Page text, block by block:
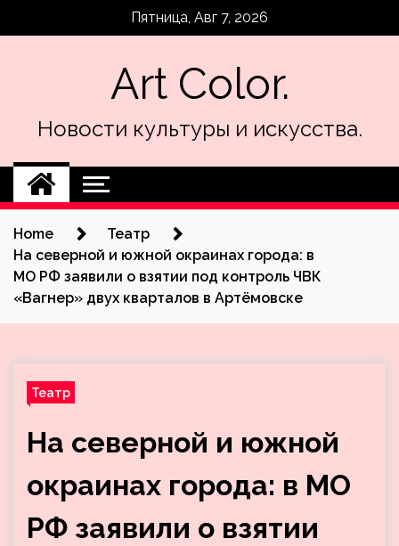
Пятница, Авг 7, 2026
Art Color.
Новости культуры и искусства.
Home
Театр
На северной и южной окраинах города: в
МО РФ заявили о взятии под контроль ЧВК
«Вагнер» двух кварталов в Артёмовске
Театр
На северной и южной
окраинах города: в МО
РФ заявили о взятии